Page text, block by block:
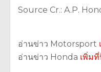
Source Cr.: A.P.
อ่านข่าว Motorsport
อ่านข่าว Honda เพิ่ม